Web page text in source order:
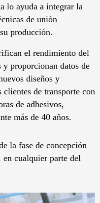
lo ayuda a integrar la
de unión
producción.
el rendimiento del
y proporcionan datos de
diseños y
de transporte con
de adhesivos,
más de 40 años.
la fase de concepción
en cualquier parte del